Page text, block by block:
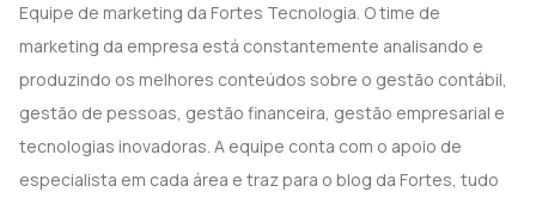
Equipe de marketing da Fortes Tecnologia. O time de
marketing da empresa está constantemente analisando e
produzindo os melhores conteúdos sobre o gestão contábil,
gestão de pessoas, gestão financeira, gestão empresarial e
tecnologias inovadoras. A equipe conta com o apoio de
especialista em cada área e traz para o blog da Fortes, tudo